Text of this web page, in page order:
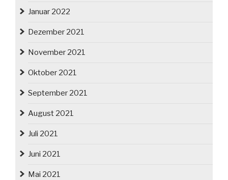
Januar 2022
Dezember 2021
November 2021
Oktober 2021
September 2021
August 2021
Juli 2021
Juni 2021
Mai 2021